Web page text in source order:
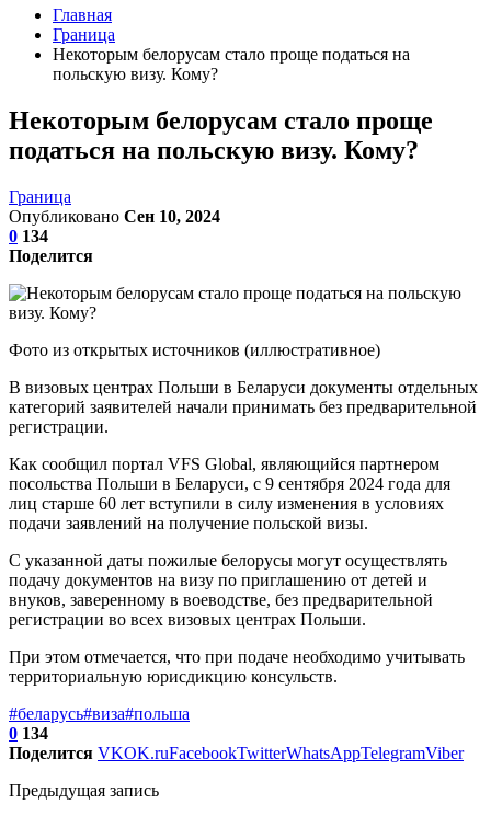
Главная
Граница
Некоторым белорусам стало проще податься на
польскую визу. Кому?
Некоторым белорусам стало проще
податься на польскую визу. Кому?
Граница
Опубликовано Сен 10, 2024
0 134
Поделится
Фото из открытых источников (иллюстративное)
В визовых центрах Польши в Беларуси документы отдельных
категорий заявителей начали принимать без предварительной
регистрации.
Как сообщил портал VFS Global, являющийся партнером
посольства Польши в Беларуси, с 9 сентября 2024 года для
лиц старше 60 лет вступили в силу изменения в условиях
подачи заявлений на получение польской визы.
С указанной даты пожилые белорусы могут осуществлять
подачу документов на визу по приглашению от детей и
внуков, заверенному в воеводстве, без предварительной
регистрации во всех визовых центрах Польши.
При этом отмечается, что при подаче необходимо учитывать
территориальную юрисдикцию консульств.
#беларусь#виза#польша
0 134
Поделится VKOK.ruFacebookTwitterWhatsAppTelegramViber
Предыдущая запись